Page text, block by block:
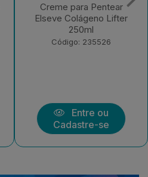
Creme para Pentear
Elseve Colágeno Lifter
250ml
Código: 235526
Entre ou
Cadastre-se